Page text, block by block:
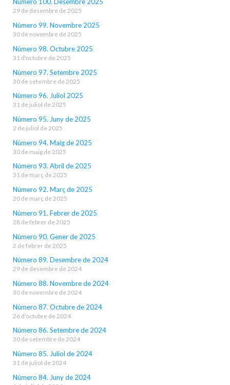
Número 100. Desembre 2025
29 de desembre de 2025
Número 99. Novembre 2025
30 de novembre de 2025
Número 98. Octubre 2025
31 d'octubre de 2025
Número 97. Setembre 2025
30 de setembre de 2025
Número 96. Juliol 2025
31 de juliol de 2025
Número 95. Juny de 2025
2 de juliol de 2025
Número 94. Maig de 2025
30 de maig de 2025
Número 93. Abril de 2025
31 de març de 2025
Número 92. Març de 2025
20 de març de 2025
Número 91. Febrer de 2025
28 de febrer de 2025
Número 90. Gener de 2025
2 de febrer de 2025
Número 89. Desembre de 2024
29 de desembre de 2024
Número 88. Novembre de 2024
30 de novembre de 2024
Número 87. Octubre de 2024
26 d'octubre de 2024
Número 86. Setembre de 2024
30 de setembre de 2024
Número 85. Juliol de 2024
31 de juliol de 2024
Número 84. Juny de 2024